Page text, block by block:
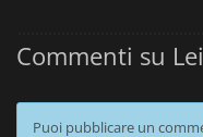
Commenti su
Puoi pubblicare un